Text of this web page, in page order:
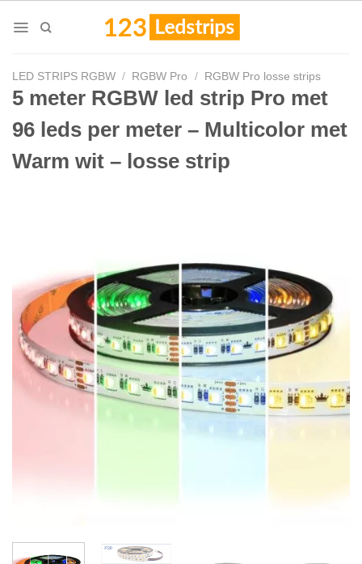
LED STRIPS RGBW / RGBW Pro / RGBW Pro losse strips
5 meter RGBW led strip Pro met
96 leds per meter – Multicolor met
Warm wit – losse strip